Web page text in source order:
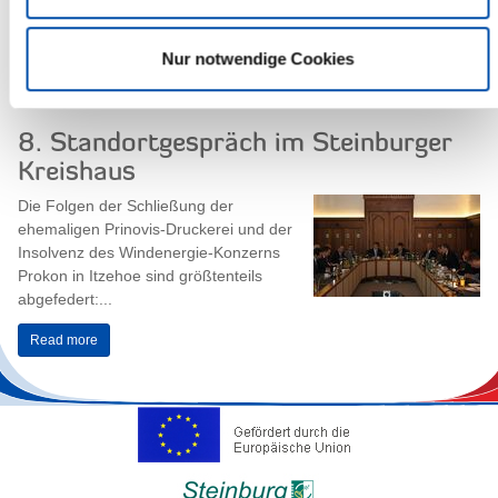
Nur notwendige Cookies
Verdienstnadel ausgezeichnet: Martin...
8. Standortgespräch im Steinburger
Kreishaus
Die Folgen der Schließung der
ehemaligen Prinovis-Druckerei und der
Insolvenz des Windenergie-Konzerns
Prokon in Itzehoe sind größtenteils
abgefedert:...
Read more